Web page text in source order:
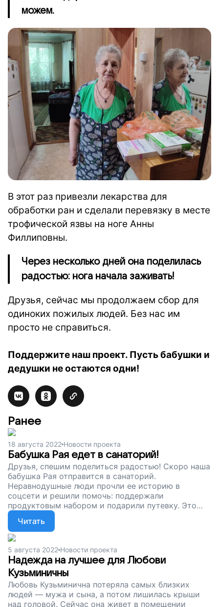
можем.
В этот раз привезли лекарства для
обработки ран и сделали перевязку в месте
трофической язвы на ноге Анны
Филлиповны.
Через несколько дней она поделилась
радостью: нога начала заживать!
Друзья, сейчас мы продолжаем сбор для
одиноких пожилых людей. Без нас им
просто не справиться.
Поддержите наш проект. Пусть бабушки и
дедушки не остаются одни!
Ранее
18 августа 2022 Новости проекта
Бабушка Рая едет в санаторий!
Друзья, спешим поделиться радостью! Скоро наша
бабушка Рая отправится в санаторий.
Неравнодушные люди прочли ее историю в
соцсети и решили помочь: поддержали
продуктовым набором и подарили путевку. Это
огромная радость! Ну а наш сбор продолжается.
Мы собираем деньги на продукты и лекарства для
одиноких пожилых людей. Поддержите проект.
Пусть бабушки и дедушки чувствуют себя
нужными и не остаются одни!
Читать
5 августа 2022 Новости проекта
Надежда на лучшее для Любови
Кузьминичны
Любовь Кузьминична потеряла самых близких
людей — мужа и сына, а потом лишилась крыши
над головой. Сейчас она живет в помещении